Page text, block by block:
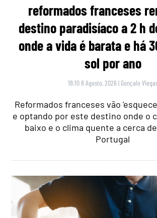
reformados franceses
destino paradisíaco a 2 h
onde a vida é barata e há
sol por ano
18:10 8 Agosto, 2026 | Gonçalo
Reformados franceses vão
e optando por este destino onde o
baixo e o clima quente a cerca
Portugal